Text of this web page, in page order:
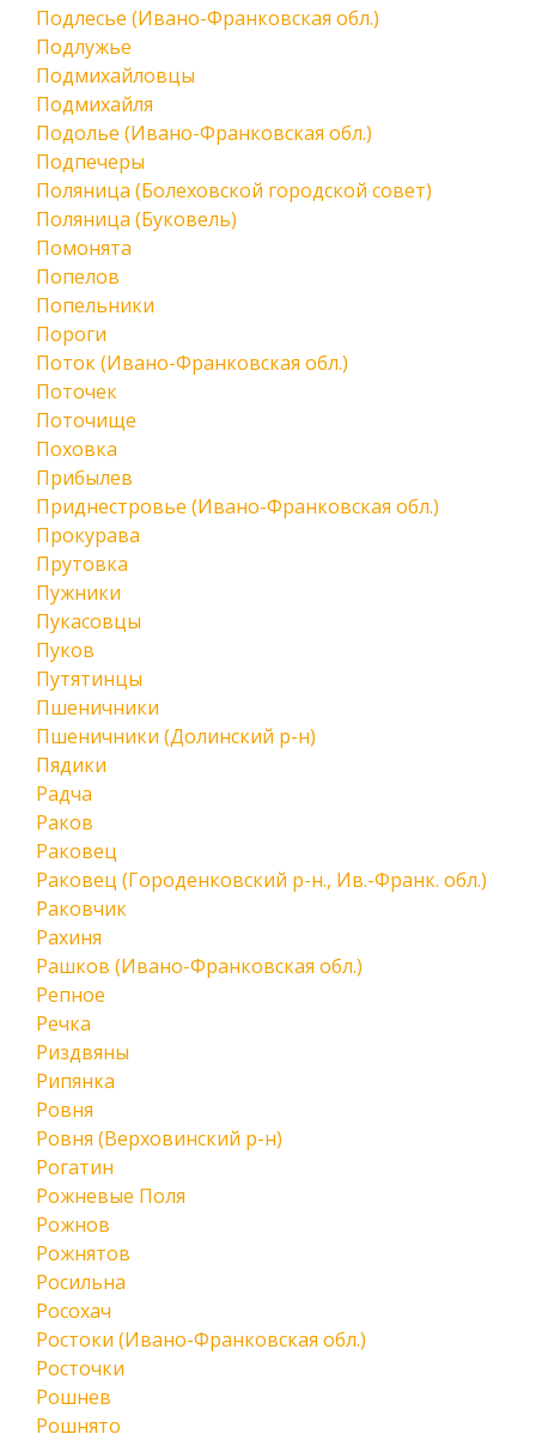
Подлесье (Ивано-Франковская обл.)
Подлужье
Подмихайловцы
Подмихайля
Подолье (Ивано-Франковская обл.)
Подпечеры
Поляница (Болеховской городской совет)
Поляница (Буковель)
Помонята
Попелов
Попельники
Пороги
Поток (Ивано-Франковская обл.)
Поточек
Поточище
Поховка
Прибылев
Приднестровье (Ивано-Франковская обл.)
Прокурава
Прутовка
Пужники
Пукасовцы
Пуков
Путятинцы
Пшеничники
Пшеничники (Долинский р-н)
Пядики
Радча
Раков
Раковец
Раковец (Городенковский р-н., Ив.-Франк. обл.)
Раковчик
Рахиня
Рашков (Ивано-Франковская обл.)
Репное
Речка
Риздвяны
Рипянка
Ровня
Ровня (Верховинский р-н)
Рогатин
Рожневые Поля
Рожнов
Рожнятов
Росильна
Росохач
Ростоки (Ивано-Франковская обл.)
Росточки
Рошнев
Рошнято